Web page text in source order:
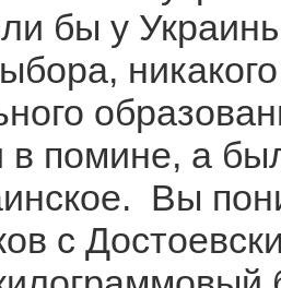
бы у
никакого
в помине, а
Вы
с